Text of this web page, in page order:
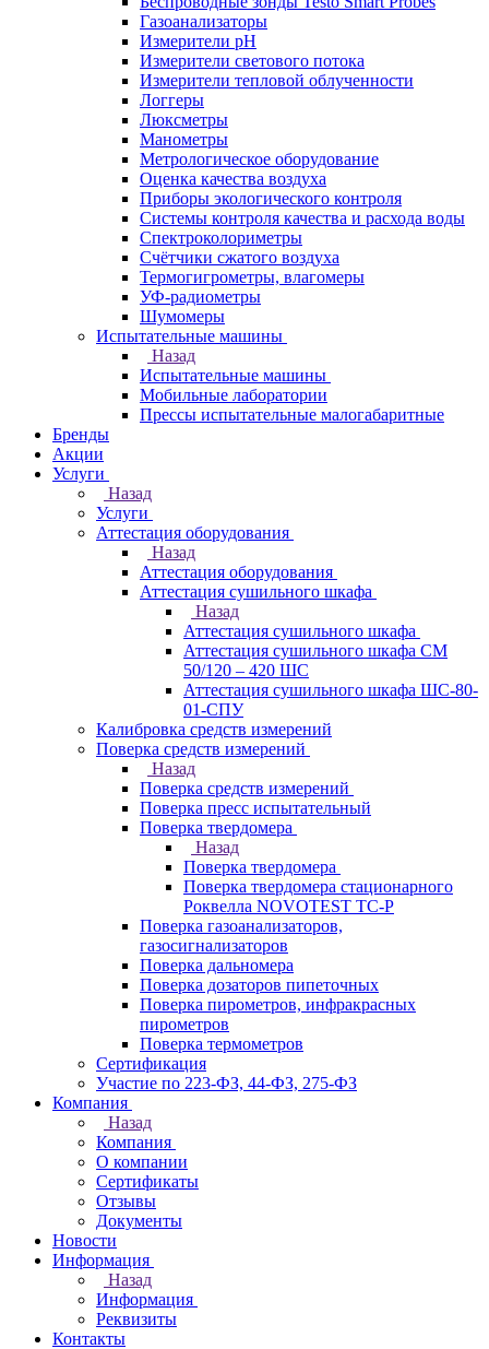
Газоанализаторы
Измерители pH
Измерители светового потока
Измерители тепловой облученности
Логгеры
Люксметры
Манометры
Метрологическое оборудование
Оценка качества воздуха
Приборы экологического контроля
Системы контроля качества и расхода воды
Спектроколориметры
Счётчики сжатого воздуха
Термогигрометры, влагомеры
УФ-радиометры
Шумомеры
Испытательные машины
Назад
Испытательные машины
Мобильные лаборатории
Прессы испытательные малогабаритные
Бренды
Акции
Услуги
Назад
Услуги
Аттестация оборудования
Назад
Аттестация оборудования
Аттестация сушильного шкафа
Назад
Аттестация сушильного шкафа
Аттестация сушильного шкафа СМ
50/120 – 420 ШС
Аттестация сушильного шкафа ШС-80-
01-СПУ
Калибровка средств измерений
Поверка средств измерений
Назад
Поверка средств измерений
Поверка пресс испытательный
Поверка твердомера
Назад
Поверка твердомера
Поверка твердомера стационарного
Роквелла NOVOTEST TС-Р
Поверка газоанализаторов,
газосигнализаторов
Поверка дальномера
Поверка дозаторов пипеточных
Поверка пирометров, инфракрасных
пирометров
Поверка термометров
Сертификация
Участие по 223-ФЗ, 44-ФЗ, 275-ФЗ
Компания
Назад
Компания
О компании
Сертификаты
Отзывы
Документы
Новости
Информация
Назад
Информация
Реквизиты
Контакты